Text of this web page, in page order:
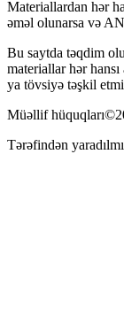
Materiallardan hər
əməl olunarsa və
Bu saytda təqdim
materiallar hər
ya tövsiyə təşkil
Müəllif
Tərəfindən